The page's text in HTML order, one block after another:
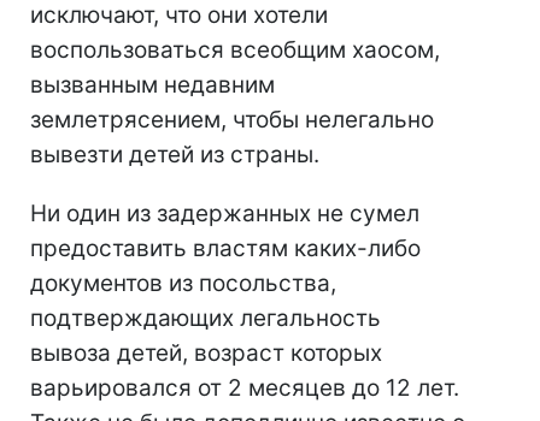
исключают, что они хотели
воспользоваться всеобщим хаосом,
вызванным недавним
землетрясением, чтобы нелегально
вывезти детей из страны.
Ни один из задержанных не сумел
предоставить властям каких-либо
документов из посольства,
подтверждающих легальность
вывоза детей, возраст которых
варьировался от 2 месяцев до 12 лет.